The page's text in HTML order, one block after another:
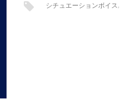
シチュエーションボイス,